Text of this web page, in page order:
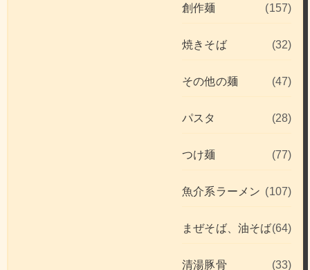
創作麺 (157)
焼きそば (32)
その他の麺 (47)
パスタ (28)
つけ麺 (77)
魚介系ラーメン (107)
まぜそば、油そば(64)
清湯豚骨 (33)